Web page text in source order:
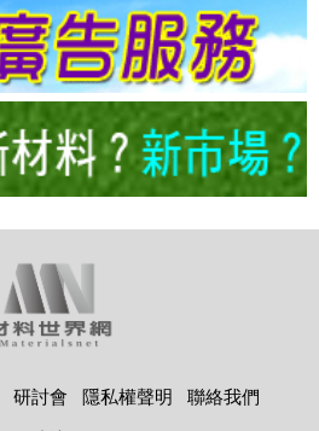
研討會 隱私權聲明
聯絡我們